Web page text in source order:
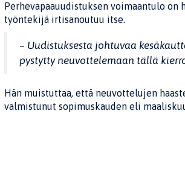
Perhevapaauudistuksen voimaantulo on
työntekijä irtisanoutuu itse.
– Uudistuksesta johtuvaa
pystytty neuvottelemaan tällä
Hän muistuttaa, että neuvottelujen
valmistunut sopimuskauden eli